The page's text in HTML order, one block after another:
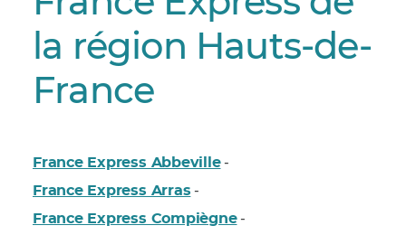
la région Hauts-de-
France
France Express Abbeville-
France Express Arras -
France Express Compiègne-